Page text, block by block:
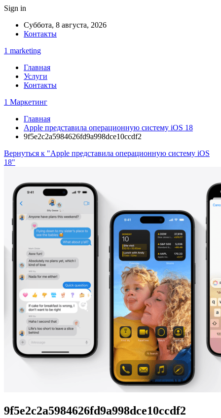
Sign in
Суббота, 8 августа, 2026
Контакты
1 marketing
Главная
Услуги
Контакты
1 Маркетинг
Главная
Apple представила операционную систему iOS 18
9f5e2c2a5984626fd9a998dce10ccdf2
Вернуться к "Apple представила операционную систему iOS
18"
9f5e2c2a5984626fd9a998dce10ccdf2